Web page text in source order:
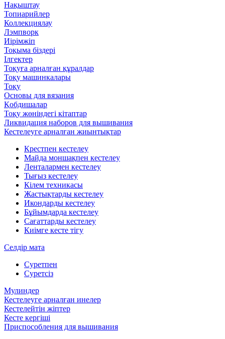
Нақыштау
Топиарийлер
Коллекциялау
Лэмпворк
Иірімжіп
Тоқыма біздері
Ілгектер
Тоқуға арналған құралдар
Тоқу машинкалары
Тоқу
Основы для вязания
Қобдишалар
Тоқу жөніндегі кітаптар
Ликвидация наборов для вышивания
Кестелеуге арналған жиынтықтар
Крестпен кестелеу
Майда моншақпен кестелеу
Ленталармен кестелеу
Тығыз кестелеу
Кілем техникасы
Жастықтарды кестелеу
Икондарды кестелеу
Бұйымдарда кестелеу
Сағаттарды кестелеу
Киімге кесте тігу
Селдір мата
Суретпен
Суретсіз
Мулиндер
Кестелеуге арналған инелер
Кестелейтін жіптер
Кесте кергіші
Приспособления для вышивания